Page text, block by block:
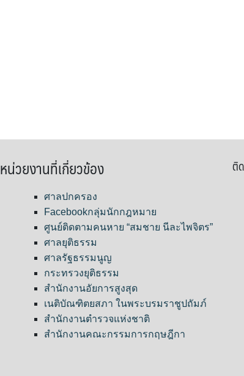
หน่วยงานที่เกี่ยวข้อง
ศาลปกครอง
Facebookกลุ่มนักกฎหมาย
ศูนย์ติดตามคนหาย “สมชาย นีละไพจิตร”
ศาลยุติธรรม
ศาลรัฐธรรมนูญ
กระทรวงยุติธรรม
สำนักงานอัยการสูงสุด
เนติบัณฑิตยสภา ในพระบรมราชูปถัมภ์
สำนักงานตำรวจแห่งชาติ
สำนักงานคณะกรรมการกฤษฎีกา
ติ